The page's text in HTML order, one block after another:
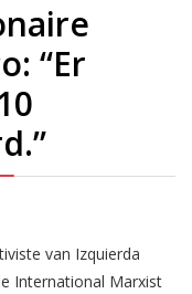
“Er
van Izquierda
International Marxist